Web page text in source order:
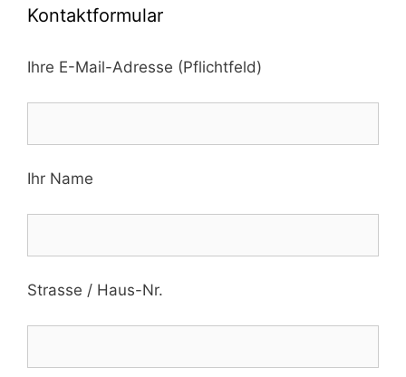
Kontaktformular
Ihre E-Mail-Adresse (Pflichtfeld)
Ihr Name
Strasse / Haus-Nr.